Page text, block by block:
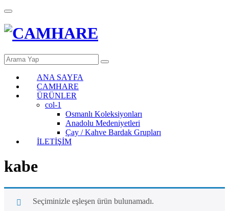
ANA SAYFA
CAMHARE
ÜRÜNLER
col-1
Osmanlı Koleksiyonları
Anadolu Medeniyetleri
Çay / Kahve Bardak Grupları
İLETİŞİM
kabe
Seçiminizle eşleşen ürün bulunamadı.